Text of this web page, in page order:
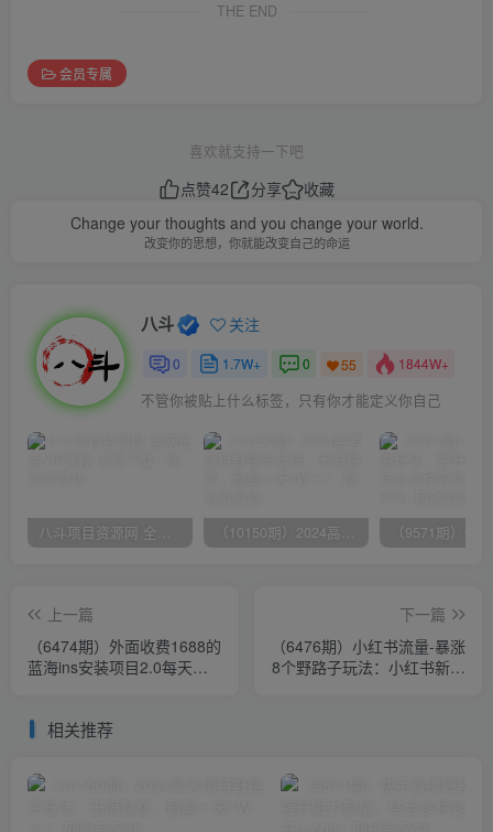
THE END
会员专属
喜欢就支持一下吧
点赞42 分享
收藏
Change your thoughts and you change your world.
改变你的思想，你就能改变自己的命运
八斗 关注
0 1.7W+ 0 55 1844W+
不管你被贴上什么标签，只有你才能定义你自己
八斗项目资源网 全网正品VIP课程 无损下载~ （10150期）2024高考项目野路子玩法，无限裂变，最高一天1W＋！
上一篇
（6474期）外面收费1688的
蓝海ins安装项目2.0每天轻
下一篇
（6476期）小红书流量-暴涨
8个野路子玩法：小红书新人
相关推荐